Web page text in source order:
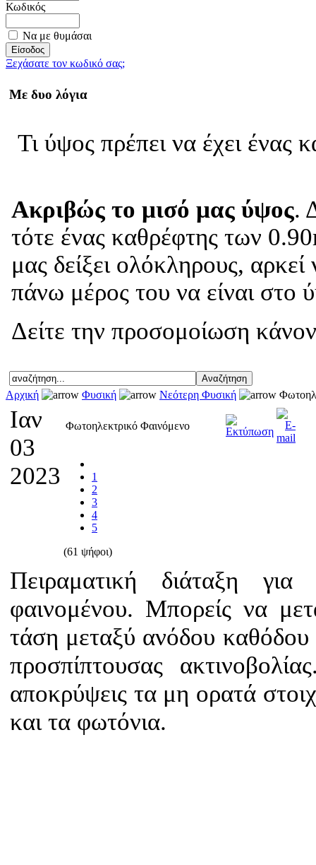
Κωδικός
Να με θυμάσαι
Ξεχάσατε τον κωδικό σας;
Με δυο λόγια
Τι ύψος πρέπει να έχει ένας
Ακριβώς το μισό μας ύψος.
τότε ένας καθρέφτης των
μας δείξει ολόκληρους,
πάνω μέρος του να είναι στο
Δείτε την προσομοίωση
Αρχική Φυσική Νεότερη Φυσική
Ιαν
03
2023
Φωτοηλεκτρικό Φαινόμενο
1
2
3
4
5
(61 ψήφοι)
Πειραματική διάταξη
φαινομένου. Μπορείς να
τάση μεταξύ ανόδου
προσπίπτουσας
αποκρύψεις τα μη ορατά
και τα φωτόνια.